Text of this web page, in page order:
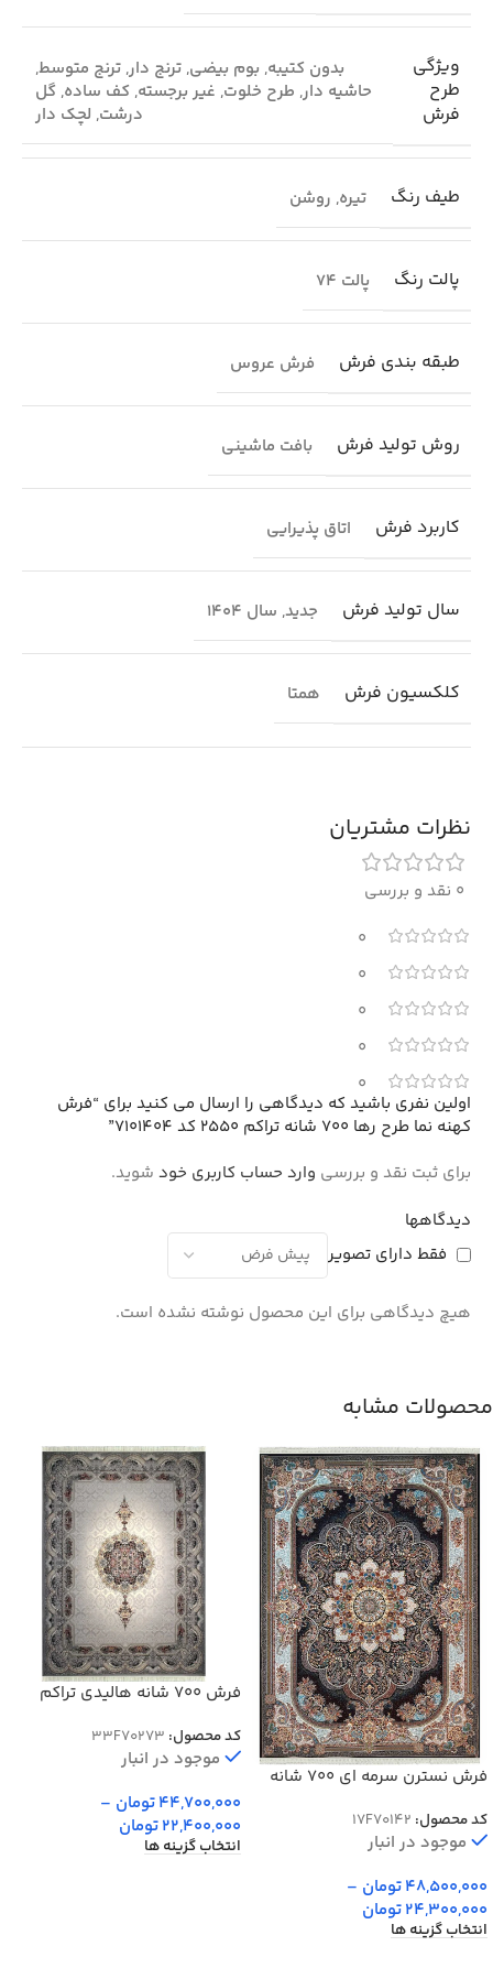
ویژگی
طرح
فرش
بدون کتیبه, بوم بیضی, ترنج دار, ترنج متوسط,
حاشیه دار, طرح خلوت, غیر برجسته, کف ساده, گل
درشت, لچک دار
طیف رنگ تیره, روشن
پالت رنگ پالت 74
طبقه بندی فرش فرش عروس
روش تولید فرش بافت ماشینی
کاربرد فرش اتاق پذیرایی
سال تولید فرش جدید, سال 1404
کلکسیون فرش همتا
نظرات مشتریان
0 نقد و بررسی
0
0
0
0
0
دیدگاهها
فقط دارای تصویر
هیچ دیدگاهی برای این محصول نوشته نشده است.
اولین نفری باشید که دیدگاهی را ارسال می کنید برای “فرش
کهنه نما طرح رها 700 شانه تراکم 2550 کد 7101404”
برای ثبت نقد و بررسی وارد حساب کاربری خود شوید.
محصولات مشابه
فرش نسترن سرمه ای 700 شانه
کد محصول: 17F70142
موجود در انبار
48,500,000تومان –
24,300,000تومان
انتخاب گزینه ها
فرش 700 شانه هالیدی تراکم
کد محصول: 33F70273
موجود در انبار
44,700,000تومان –
22,400,000تومان
انتخاب گزینه ها